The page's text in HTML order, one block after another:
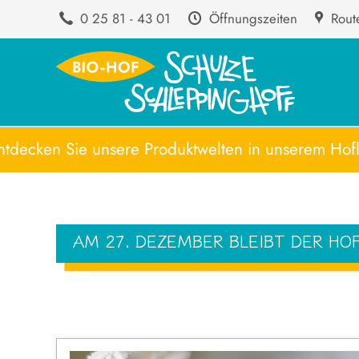
0 25 81 - 43 01 Öffnungszeiten
Sie unsere Produktwelten in unserem
AM 27. DEZEMBER BLEIBT DER